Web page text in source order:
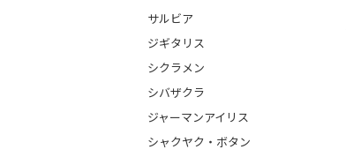
サルビア
ジギタリス
シクラメン
シバザクラ
ジャーマンアイリス
シャクヤク・ボタン